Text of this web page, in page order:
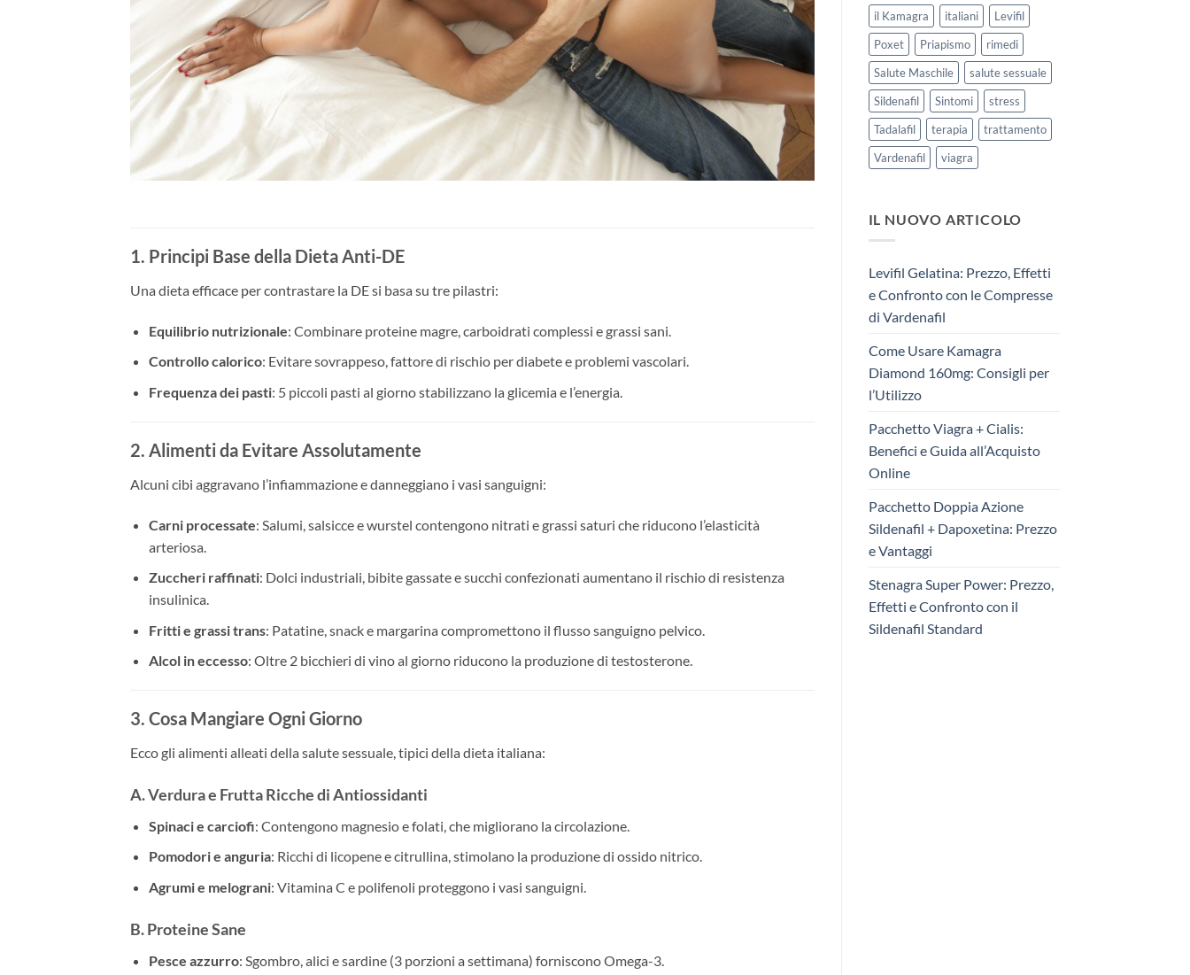
1. Principi Base della Dieta Anti-DE
Una dieta efficace per contrastare la DE si basa su tre pilastri:
Equilibrio nutrizionale: Combinare proteine magre, carboidrati complessi e grassi sani.
Controllo calorico: Evitare sovrappeso, fattore di rischio per diabete e problemi vascolari.
Frequenza dei pasti: 5 piccoli pasti al giorno stabilizzano la glicemia e l’energia.
2. Alimenti da Evitare Assolutamente
Alcuni cibi aggravano l’infiammazione e danneggiano i vasi sanguigni:
Carni processate: Salumi, salsicce e wurstel contengono nitrati e grassi saturi che riducono l’elasticità
arteriosa.
Zuccheri raffinati: Dolci industriali, bibite gassate e succhi confezionati aumentano il rischio di resistenza
insulinica.
Fritti e grassi trans: Patatine, snack e margarina compromettono il flusso sanguigno pelvico.
Alcol in eccesso: Oltre 2 bicchieri di vino al giorno riducono la produzione di testosterone.
3. Cosa Mangiare Ogni Giorno
Ecco gli alimenti alleati della salute sessuale, tipici della dieta italiana:
A. Verdura e Frutta Ricche di Antiossidanti
Spinaci e carciofi: Contengono magnesio e folati, che migliorano la circolazione.
Pomodori e anguria: Ricchi di licopene e citrullina, stimolano la produzione di ossido nitrico.
Agrumi e melograni: Vitamina C e polifenoli proteggono i vasi sanguigni.
B. Proteine Sane
Pesce azzurro: Sgombro, alici e sardine (3 porzioni a settimana) forniscono Omega-3.
il Kamagra
italiani
Levifil
Poxet
Priapismo
rimedi
Salute Maschile
salute sessuale
Sildenafil
Sintomi
stress
Tadalafil
terapia
trattamento
Vardenafil
viagra
IL NUOVO ARTICOLO
Levifil Gelatina: Prezzo, Effetti
e Confronto con le Compresse
di Vardenafil
Come Usare Kamagra
Diamond 160mg: Consigli per
l’Utilizzo
Pacchetto Viagra + Cialis:
Benefici e Guida all’Acquisto
Online
Pacchetto Doppia Azione
Sildenafil + Dapoxetina: Prezzo
e Vantaggi
Stenagra Super Power: Prezzo,
Effetti e Confronto con il
Sildenafil Standard